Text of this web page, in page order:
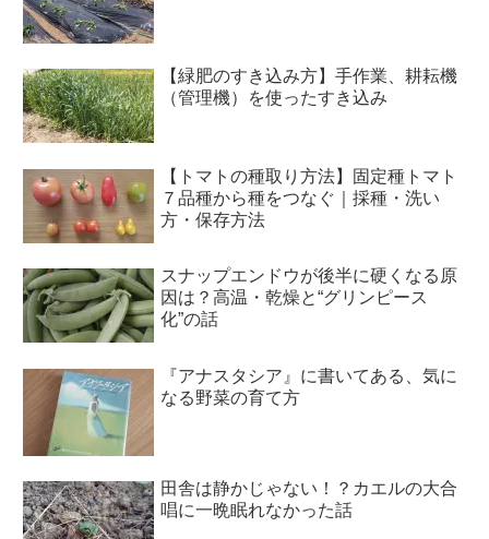
【緑肥のすき込み方】手作業、耕耘機
（管理機）を使ったすき込み
【トマトの種取り方法】固定種トマト
７品種から種をつなぐ｜採種・洗い
方・保存方法
スナップエンドウが後半に硬くなる原
因は？高温・乾燥と“グリンピース
化”の話
『アナスタシア』に書いてある、気に
なる野菜の育て方
田舎は静かじゃない！？カエルの大合
唱に一晩眠れなかった話